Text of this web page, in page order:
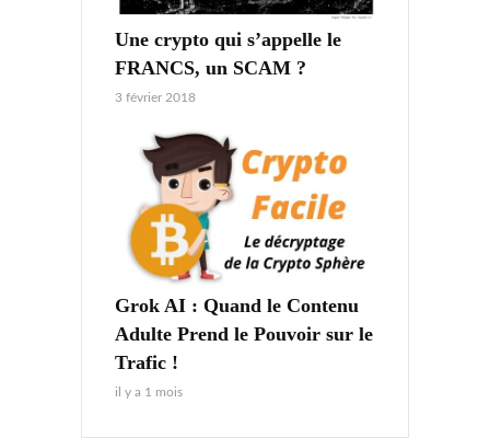
Une crypto qui s’appelle le
FRANCS, un SCAM ?
3 février 2018
Grok AI : Quand le Contenu
Adulte Prend le Pouvoir sur le
Trafic !
il y a 1 mois